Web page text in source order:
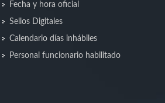
Fecha y hora oficial
Sellos Digitales
Calendario días inhábiles
Personal funcionario habilitado